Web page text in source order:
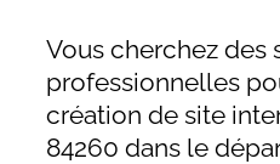
Vous cherchez des
professionnelles
création de site
84260 dans le